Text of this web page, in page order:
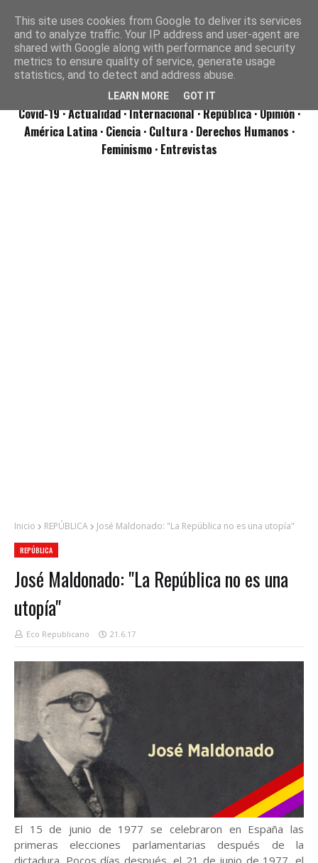
Covid-19· Actualidad· Internacional· República· Opinión·
América Latina · Ciencia · Cultura · Derechos Humanos ·
Feminismo · Entrevistas
Inicio REPÚBLICA José Maldonado: "La República no es una utopía"
REPÚBLICA
José Maldonado: "La República no es una
utopía"
Eco Republicano 21.6.17
El 15 de junio de 1977 se celebraron en España las
primeras elecciones parlamentarias después de la
This site uses cookies from Google to deliver its services
and to analyze traffic. Your IP address and user-agent are
shared with Google along with performance and security
metrics to ensure quality of service, generate usage
statistics, and to detect and address abuse.
LEARN MORE GOT IT